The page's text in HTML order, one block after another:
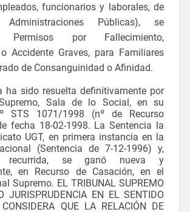
funcionarios y laborales, de
Públicas), se
Permisos por Fallecimiento,
Accidente Graves, para Familiares
de Consanguinidad o Afinidad.
ha sido resuelta definitivamente por
Sala de lo Social, en su
STS 1071/1998 (nº de Recurso
fecha 18-02-1998. La Sentencia la
UGT, en primera instancia en la
(Sentencia de 7-12-1996) y,
recurrida, se ganó nueva y
en Recurso de Casación, en el
Supremo. EL TRIBUNAL SUPREMO
JURISPRUDENCIA EN EL SENTIDO
QUE LA RELACIÓN DE